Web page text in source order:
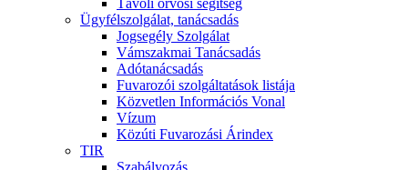
Távoli orvosi segítség
Ügyfélszolgálat, tanácsadás
Jogsegély Szolgálat
Vámszakmai Tanácsadás
Adótanácsadás
Fuvarozói szolgáltatások listája
Közvetlen Információs Vonal
Vízum
Közúti Fuvarozási Árindex
TIR